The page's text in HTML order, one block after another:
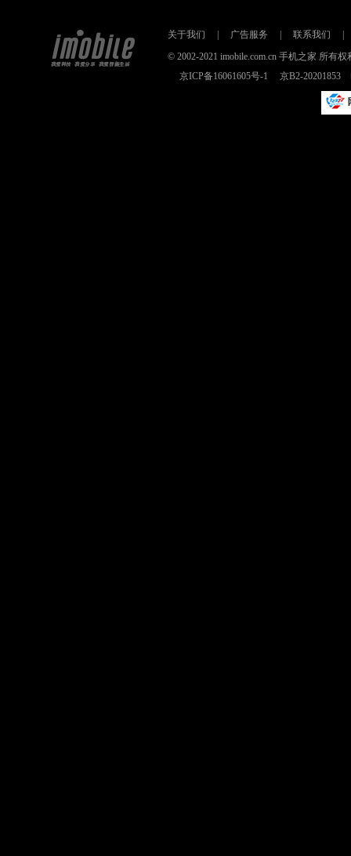
关于我们 | 广告服务 | 联系我们
|
© 2002-2021 imobile.com.cn 手机之家 所有
京ICP备16061605号-1
京B2-20201853